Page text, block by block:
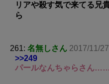
リアや殺す気で来てる兄
ら
261: 名無しさん 2017/11/
>>249
パールなんちゃらさん……